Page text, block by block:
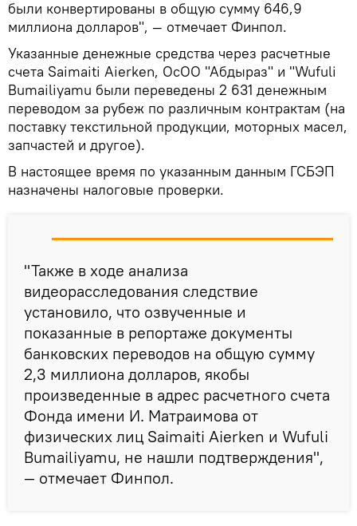
были конвертированы в общую сумму 646,9
миллиона долларов", — отмечает Финпол.
Указанные денежные средства через расчетные
счета Saimaiti Aierken, ОсОО "Абдыраз" и "Wufuli
Bumailiyamu были переведены 2 631 денежным
переводом за рубеж по различным контрактам (на
поставку текстильной продукции, моторных масел,
запчастей и другое).
В настоящее время по указанным данным ГСБЭП
назначены налоговые проверки.
"Также в ходе анализа
видеорасследования следствие
установило, что озвученные и
показанные в репортаже документы
банковских переводов на общую сумму
2,3 миллиона долларов, якобы
произведенные в адрес расчетного счета
Фонда имени И. Матраимова от
физических лиц Saimaiti Aierken и Wufuli
Bumailiyamu, не нашли подтверждения",
— отмечает Финпол.